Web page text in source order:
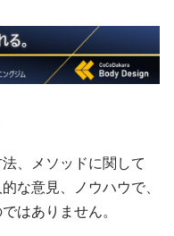
、メソッドに関して
な意見、ノウハウで、
はありません。